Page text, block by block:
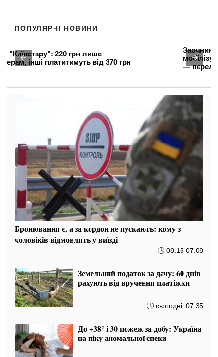
ПОПУЛЯРНІ НОВИНИ
Заочників та відрахованих студентів
мобілізують: хто без відстрочки з серпня
— перелік
Бронювання є, а за кордон не пускають: кому з
чоловіків відмовлять у виїзді
08:15 07.08
Земельний податок за дачу: 60 днів
рахують від вручення платіжки
сьогодні, 07:35
До +38° і 30 пожеж за добу: Україна
на піку аномальної спеки